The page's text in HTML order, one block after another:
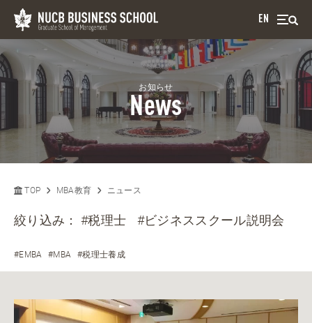
EN
お知らせ
News
TOP MBA教育 ニュース
絞り込み：#税理士 #ビジネススクール説明会
#EMBA #MBA #税理士養成